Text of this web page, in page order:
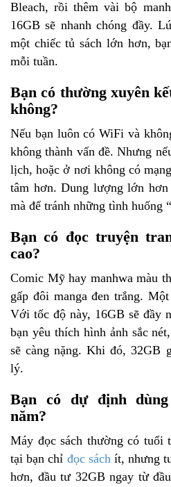
Bleach, rồi thêm vài bộ
16GB sẽ nhanh chóng đầy.
một chiếc tủ sách lớn hơn,
mỗi tuần.
Bạn có thường xuyên
không?
Nếu bạn luôn có WiFi và
không thành vấn đề. Nhưng
lịch, hoặc ở nơi không có
tâm hơn. Dung lượng lớn
mà để tránh những tình huống
Bạn có đọc truyện
cao?
Comic Mỹ hay manhwa màu
gấp đôi manga đen trắng.
Với tốc độ này, 16GB sẽ đầy
bạn yêu thích hình ảnh sắc
sẽ càng nặng. Khi đó, 32GB
lý.
Bạn có dự định
năm?
Máy đọc sách thường có tuổi
tại bạn chỉ đọc sáchít, nhưng
hơn, đầu tư 32GB ngay từ